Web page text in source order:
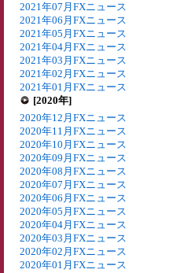
2021年07月FXニュース
2021年06月FXニュース
2021年05月FXニュース
2021年04月FXニュース
2021年03月FXニュース
2021年02月FXニュース
2021年01月FXニュース
[2020年]
2020年12月FXニュース
2020年11月FXニュース
2020年10月FXニュース
2020年09月FXニュース
2020年08月FXニュース
2020年07月FXニュース
2020年06月FXニュース
2020年05月FXニュース
2020年04月FXニュース
2020年03月FXニュース
2020年02月FXニュース
2020年01月FXニュース